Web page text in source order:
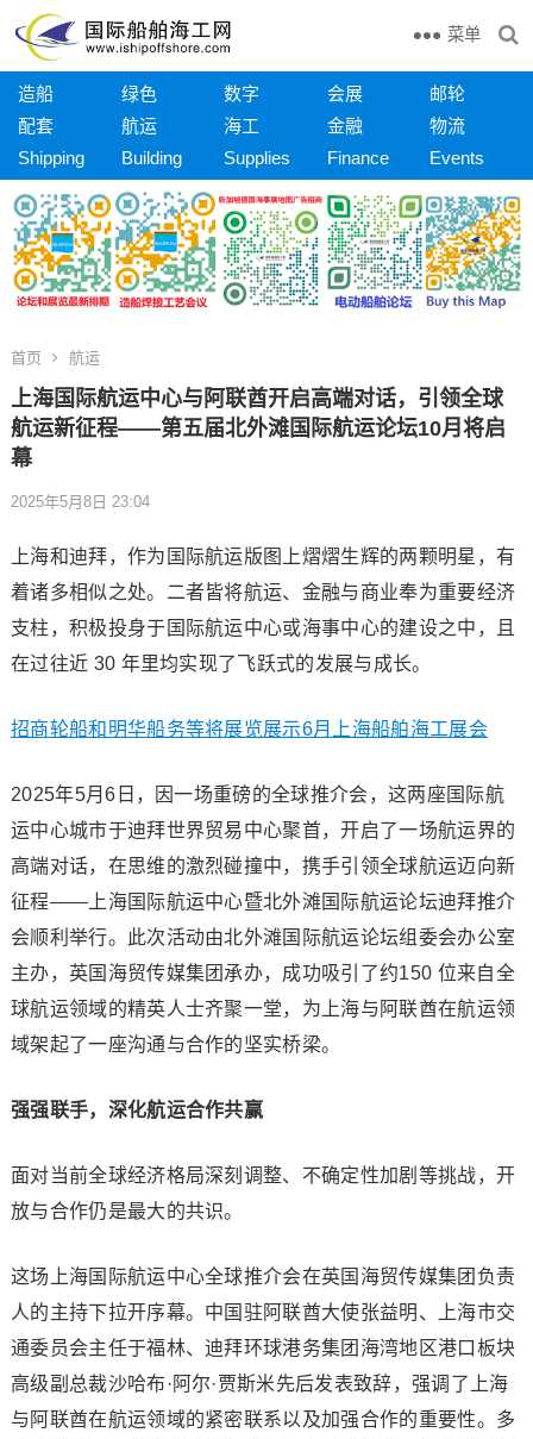
菜单
造船 绿色 数字 会展
邮轮
配套
航运 海工 金融
物流
Shipping
Building Supplies Finance Events
首页 航运
上海国际航运中心与阿联酋开启高端对话，引领全球
航运新征程——第五届北外滩国际航运论坛10月将启
幕
2025年5月8日 23:04
上海和迪拜，作为国际航运版图上熠熠生辉的两颗明星，有
着诸多相似之处。二者皆将航运、金融与商业奉为重要经济
支柱，积极投身于国际航运中心或海事中心的建设之中，且
在过往近 30 年里均实现了飞跃式的发展与成长。
招商轮船和明华船务等将展览展示6月上海船舶海工展会
2025年5月6日，因一场重磅的全球推介会，这两座国际航
运中心城市于迪拜世界贸易中心聚首，开启了一场航运界的
高端对话，在思维的激烈碰撞中，携手引领全球航运迈向新
征程——上海国际航运中心暨北外滩国际航运论坛迪拜推介
会顺利举行。此次活动由北外滩国际航运论坛组委会办公室
主办，英国海贸传媒集团承办，成功吸引了约150 位来自全
球航运领域的精英人士齐聚一堂，为上海与阿联酋在航运领
域架起了一座沟通与合作的坚实桥梁。
强强联手，深化航运合作共赢
面对当前全球经济格局深刻调整、不确定性加剧等挑战，开
放与合作仍是最大的共识。
这场上海国际航运中心全球推介会在英国海贸传媒集团负责
人的主持下拉开序幕。中国驻阿联酋大使张益明、上海市交
通委员会主任于福林、迪拜环球港务集团海湾地区港口板块
高级副总裁沙哈布·阿尔·贾斯米先后发表致辞，强调了上海
与阿联酋在航运领域的紧密联系以及加强合作的重要性。多